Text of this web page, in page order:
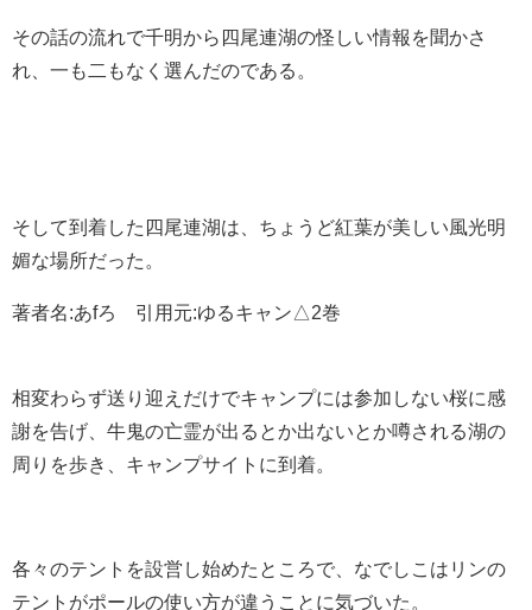
その話の流れで千明から四尾連湖の怪しい情報を聞かさ
れ、一も二もなく選んだのである。
そして到着した四尾連湖は、ちょうど紅葉が美しい風光明
媚な場所だった。
著者名:あfろ 引用元:ゆるキャン△2巻
相変わらず送り迎えだけでキャンプには参加しない桜に感
謝を告げ、牛鬼の亡霊が出るとか出ないとか噂される湖の
周りを歩き、キャンプサイトに到着。
各々のテントを設営し始めたところで、なでしこはリンの
テントがポールの使い方が違うことに気づいた。